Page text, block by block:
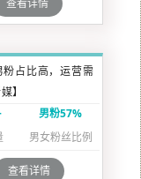
查看详情
占比高，运营需
】
男粉57%
男女粉丝比例
查看详情